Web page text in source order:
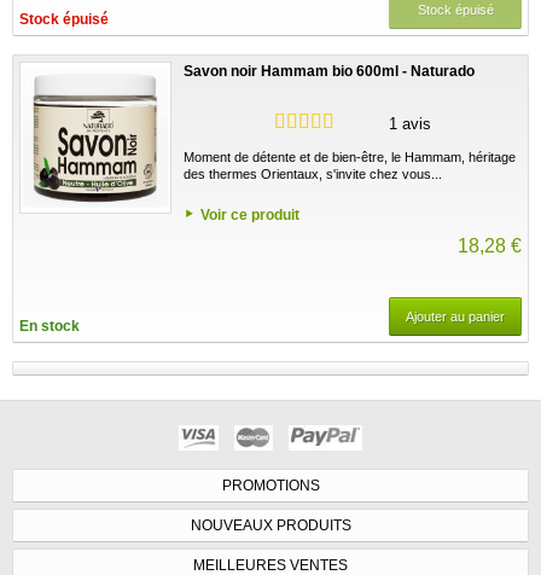
Stock épuisé
Stock épuisé
Savon noir Hammam bio 600ml - Naturado
1 avis
Moment de détente et de bien-être, le Hammam, héritage
des thermes Orientaux, s'invite chez vous...
Voir ce produit
18,28 €
En stock
Ajouter au panier
PROMOTIONS
NOUVEAUX PRODUITS
MEILLEURES VENTES